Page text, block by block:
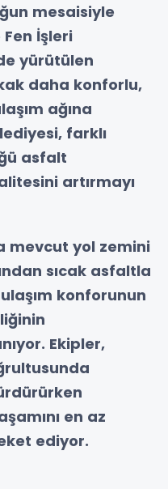
mesaisiyle
İşleri
yürütülen
daha konforlu,
ağına
farklı
asfalt
artırmayı
mevcut yol zemini
sıcak asfaltla
konforunun
Ekipler,
en az
ediyor.